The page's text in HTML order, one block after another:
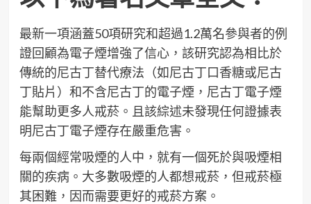
最新一項涵蓋50項研究和超過1.2萬名參與者的例
證回顧為電子煙增強了信心，該研究認為相比於
傳統的尼古丁替代療法（如尼古丁口香糖或尼古
丁貼片）和不含尼古丁的電子煙，尼古丁電子煙
能幫助更多人戒菸。且該綜述未發現任何證據表
明尼古丁電子煙存在嚴重危害。
每兩個經常吸煙的人中，就有一個死於與吸煙相
關的疾病。大多數吸煙的人都想戒菸，但戒菸極
其困難，因而需要更好的戒菸方案。